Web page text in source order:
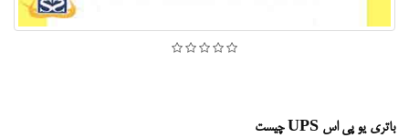
باتری یو پی اس UPS چیست